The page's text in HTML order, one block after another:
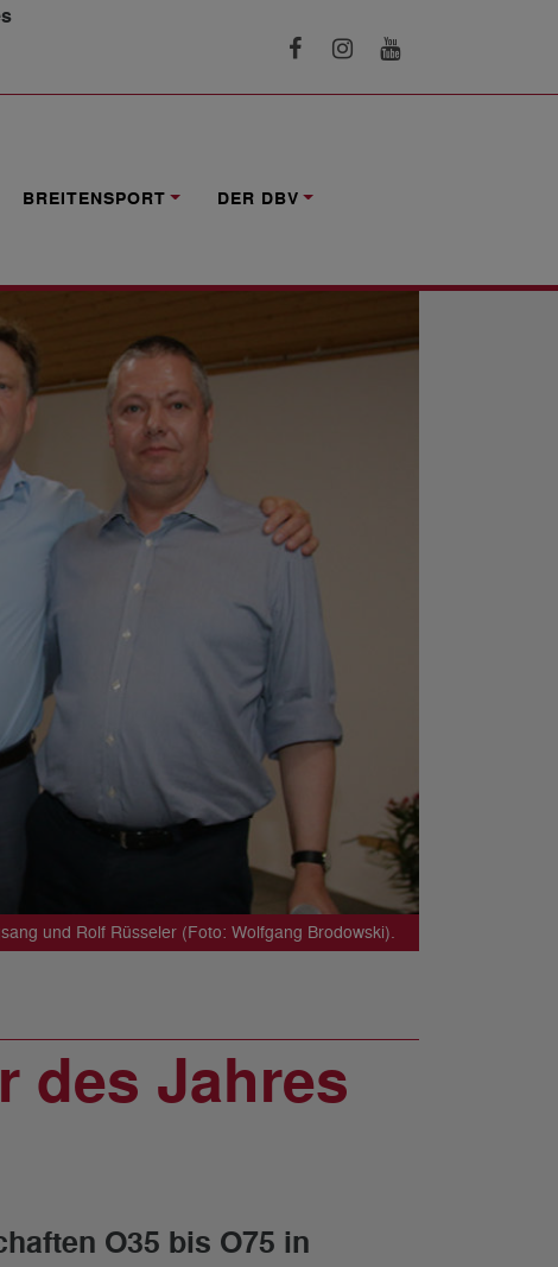
BREITENSPORT DER DBV
und Rolf Rüsseler (Foto: Wolfgang Brodowski).
des Jahres
O35 bis O75 in